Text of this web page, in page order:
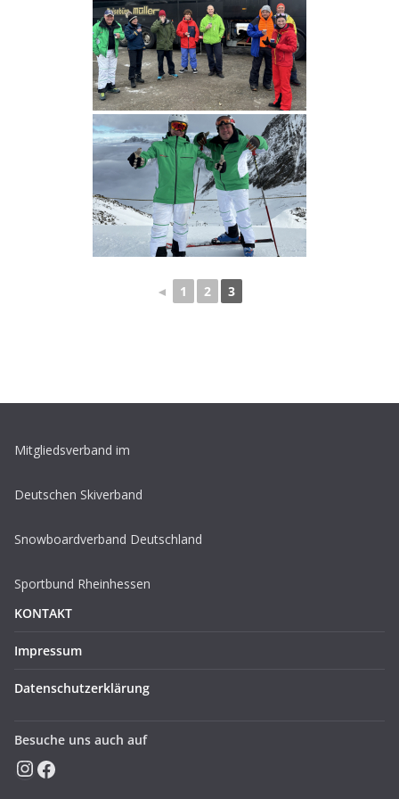
◄ 1 2 3
Mitgliedsverband im
Deutschen Skiverband
Snowboardverband Deutschland
Sportbund Rheinhessen
KONTAKT
Impressum
Datenschutzerklärung
Besuche uns auch auf
Instagram
Facebook